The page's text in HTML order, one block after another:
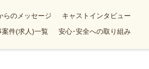
らのメッセージ
キャストインタビュー
案件(求人)一覧 安心･安全への取り組み